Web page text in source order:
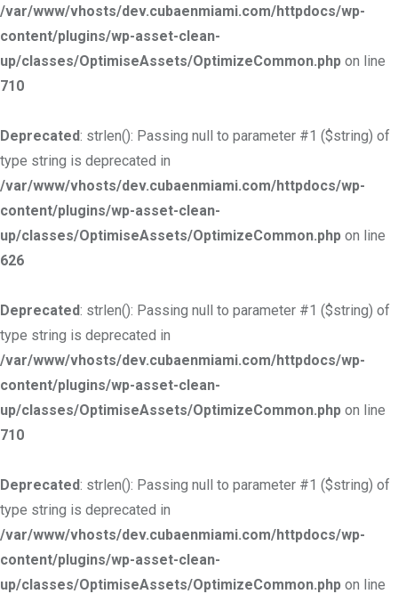
/var/www/vhosts/dev.cubaenmiami.com/httpdocs/wp-
content/plugins/wp-asset-clean-
up/classes/OptimiseAssets/OptimizeCommon.php on line
710
Deprecated: strlen(): Passing null to parameter #1 ($string) of
type string is deprecated in
/var/www/vhosts/dev.cubaenmiami.com/httpdocs/wp-
content/plugins/wp-asset-clean-
up/classes/OptimiseAssets/OptimizeCommon.php on line
626
Deprecated: strlen(): Passing null to parameter #1 ($string) of
type string is deprecated in
/var/www/vhosts/dev.cubaenmiami.com/httpdocs/wp-
content/plugins/wp-asset-clean-
up/classes/OptimiseAssets/OptimizeCommon.php on line
710
Deprecated: strlen(): Passing null to parameter #1 ($string) of
type string is deprecated in
/var/www/vhosts/dev.cubaenmiami.com/httpdocs/wp-
content/plugins/wp-asset-clean-
up/classes/OptimiseAssets/OptimizeCommon.php on line